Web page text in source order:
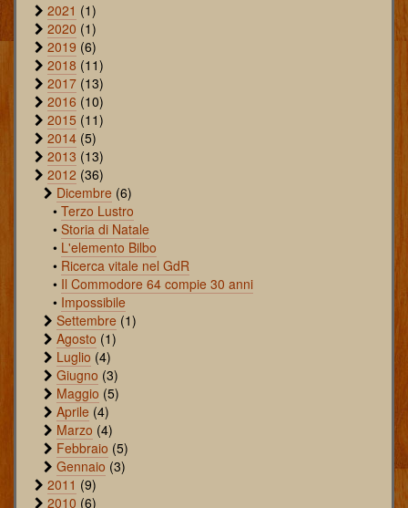
2021 (1)
2020 (1)
2019 (6)
2018 (11)
2017 (13)
2016 (10)
2015 (11)
2014 (5)
2013 (13)
2012 (36)
Dicembre (6)
• Terzo Lustro
• Storia di Natale
• L'elemento Bilbo
• Ricerca vitale nel GdR
• Il Commodore 64 compie 30 anni
• Impossibile
Settembre (1)
Agosto (1)
Luglio (4)
Giugno (3)
Maggio (5)
Aprile (4)
Marzo (4)
Febbraio (5)
Gennaio (3)
2011 (9)
2010 (6)